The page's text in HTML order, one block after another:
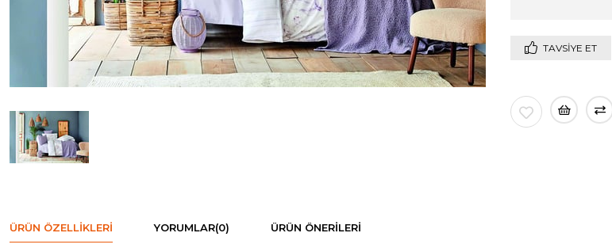
TAVSIYE ET
ÜRÜN ÖZELLIKLERI YORUMLAR(0) ÜRÜN ÖNERILERI